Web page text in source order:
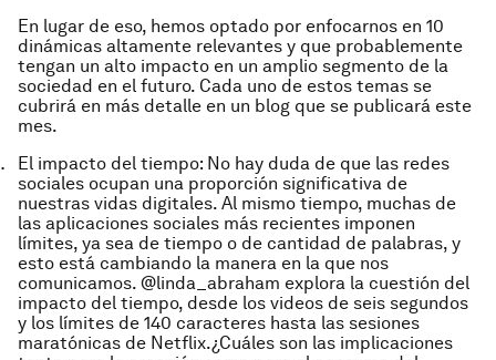
En lugar de eso, hemos optado por enfocarnos en 10
dinámicas altamente relevantes y que probablemente
tengan un alto impacto en un amplio segmento de la
sociedad en el futuro. Cada uno de estos temas se
cubrirá en más detalle en un blog que se publicará este
mes.
El impacto del tiempo: No hay duda de que las redes
sociales ocupan una proporción significativa de
nuestras vidas digitales. Al mismo tiempo, muchas de
las aplicaciones sociales más recientes imponen
límites, ya sea de tiempo o de cantidad de palabras, y
esto está cambiando la manera en la que nos
comunicamos. @linda_abraham explora la cuestión del
impacto del tiempo, desde los videos de seis segundos
y los límites de 140 caracteres hasta las sesiones
maratónicas de Netflix.¿Cuáles son las implicaciones